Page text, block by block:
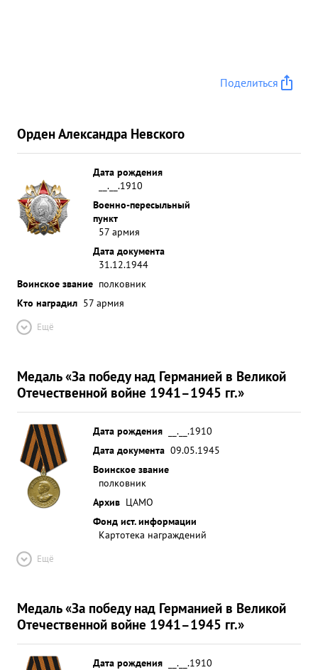
Поделиться
Орден Александра Невского
Дата рождения
__.__.1910
Военно-пересыльный
пункт
57 армия
Дата документа
31.12.1944
Воинское звание полковник
Кто наградил 57 армия
Ещё
Медаль «За победу над Германией в Великой
Отечественной войне 1941–1945 гг.»
Дата рождения
__.__.1910
Дата документа 09.05.1945
Воинское звание
полковник
Архив ЦАМО
Фонд ист. информации
Картотека награждений
Ещё
Медаль «За победу над Германией в Великой
Отечественной войне 1941–1945 гг.»
Дата рождения
__.__.1910